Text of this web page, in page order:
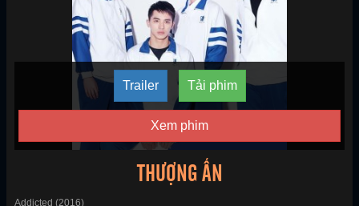
Trailer Tải phim
Xem phim
THƯỢNG ẨN
Addicted (2016)